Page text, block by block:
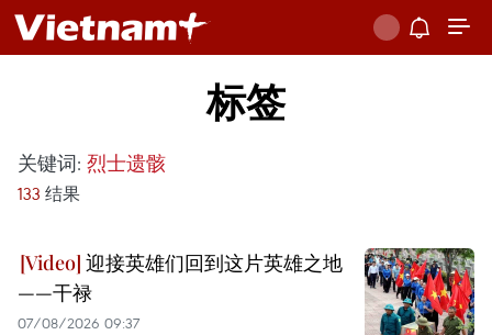
标签
关键词: 烈士遗骸
133 结果
迎接英雄们回到这片英雄之地
——干禄
07/08/2026 09:37